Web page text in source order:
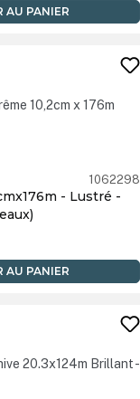
AU PANIER
1062298
- Lustré -
AU PANIER